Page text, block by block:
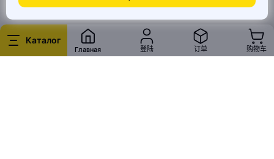
Каталог
Главная 登陆 订单 购物车
Китая по ценам заводов. Все права защищены.